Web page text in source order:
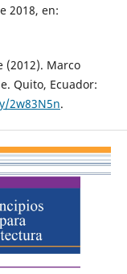
2018, en:
(2012). Marco
Quito, Ecuador:
2w83N5n.